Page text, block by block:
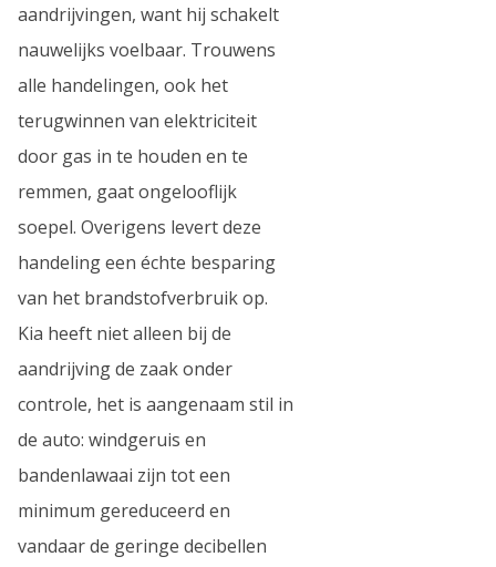
aandrijvingen, want hij schakelt
nauwelijks voelbaar. Trouwens
alle handelingen, ook het
terugwinnen van elektriciteit
door gas in te houden en te
remmen, gaat ongelooflijk
soepel. Overigens levert deze
handeling een échte besparing
van het brandstofverbruik op.
Kia heeft niet alleen bij de
aandrijving de zaak onder
controle, het is aangenaam stil in
de auto: windgeruis en
bandenlawaai zijn tot een
minimum gereduceerd en
vandaar de geringe decibellen